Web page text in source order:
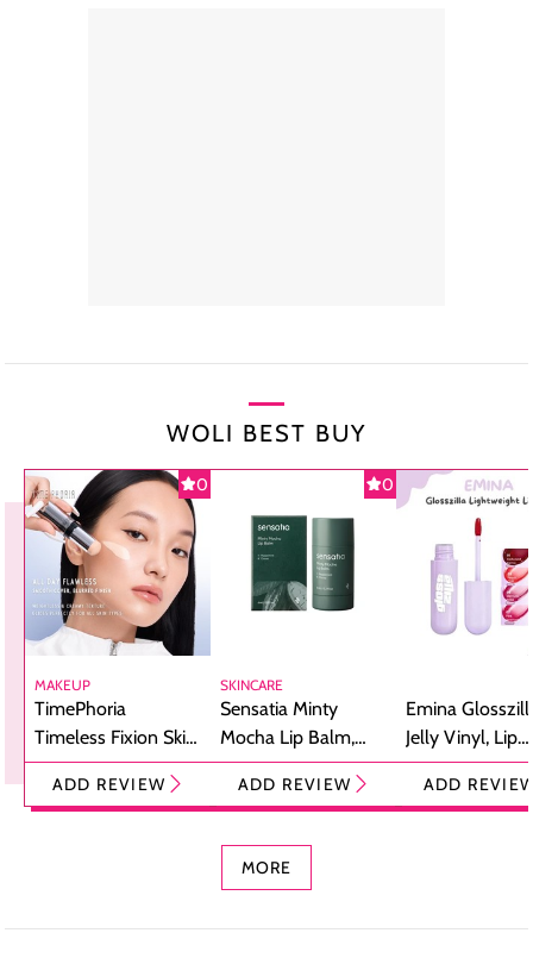
WOLI BEST BUY
0
MAKEUP
TimePhoria
Timeless Fixion Skin
Tint Stick,
Foundation dan
ADD REVIEW
0
SKINCARE
Sensatia Minty
Mocha Lip Balm,
Pelembap Bibir
dengan Aroma
ADD REVIEW
Emina
Jelly Vinyl, Lip
Cream Glossy
Ringan
ADD
MORE